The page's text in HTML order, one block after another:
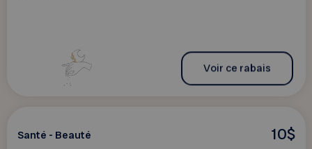
Voir ce rabais
10$
Santé - Beauté